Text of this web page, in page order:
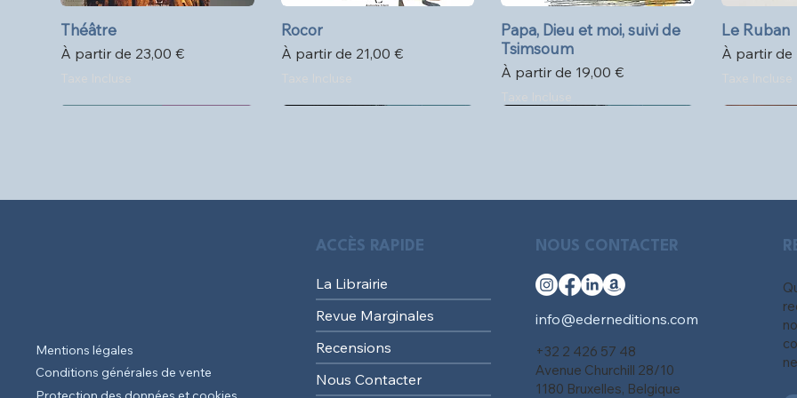
Aperçu rapide
Théâtre
À partir de 23,00 €
Prix promotionnel
Rocor
À partir de 21,00 €
Prix promotionnel
Aperçu rapide
Papa, Dieu et moi, suivi de
Tsimsoum
À partir de 19,00 €
Prix promotionnel
Le Ruban
À partir de
Prix
ACCÈS RAPIDE
La Librairie
Revue Marginales
Recensions
Nous Contacter
NOUS CONTACTER
info@ederneditions.com
+32 2 426 57 48
Avenue Churchill 28/10
1180 Bruxelles, Belgique
Mentions légales
Conditions générales de vente